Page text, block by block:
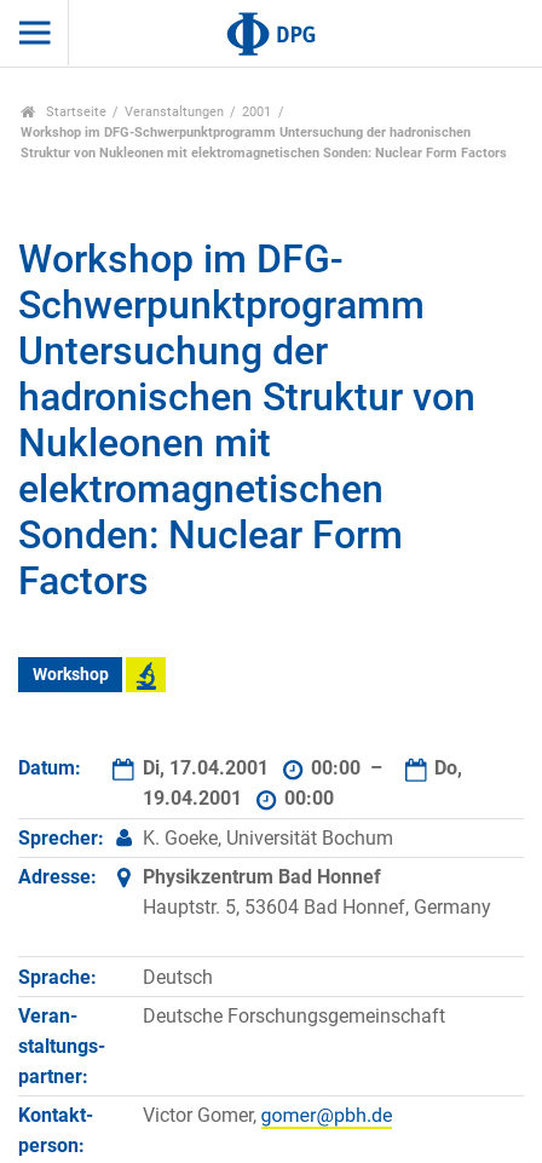
Startseite Veranstaltungen
2001
Workshop im DFG-Schwerpunktprogramm Untersuchung der hadronischen
Struktur von Nukleonen mit elektromagnetischen Sonden: Nuclear Form Factors
Workshop im DFG-
Schwerpunktprogramm
Untersuchung der
hadronischen Struktur von
Nukleonen mit
elektromagnetischen
Sonden: Nuclear Form
Factors
Workshop
Datum: Di, 17.04.2001 00:00 –
Do,
19.04.2001
00:00
Sprecher:
K. Goeke, Universität Bochum
Adresse:
Physikzentrum Bad Honnef
Hauptstr. 5, 53604 Bad Honnef, Germany
Sprache:
Deutsch
Veran­
staltungs­
partner:
Deutsche Forschungsgemeinschaft
Kontakt­
person:
Victor Gomer,